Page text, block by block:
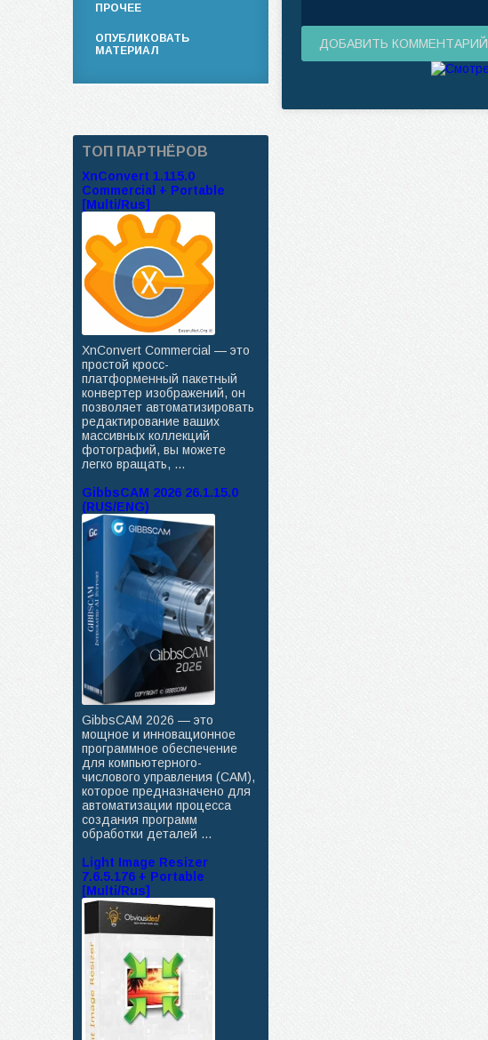
ДОБАВИТЬ КОММЕНТАРИЙ
ПРОЧЕЕ
ОПУБЛИКОВАТЬ
МАТЕРИАЛ
ТОП ПАРТНЁРОВ
XnConvert 1.115.0
Commercial + Portable
[Multi/Rus]
XnConvert Commercial — это
простой кросс-
платформенный пакетный
конвертер изображений, он
позволяет автоматизировать
редактирование ваших
массивных коллекций
фотографий, вы можете
легко вращать, ...
GibbsCAM 2026 26.1.15.0
(RUS/ENG)
GibbsCAM 2026 — это
мощное и инновационное
программное обеспечение
для компьютерного-
числового управления (CAM),
которое предназначено для
автоматизации процесса
создания программ
обработки деталей ...
Light Image Resizer
7.6.5.176 + Portable
[Multi/Rus]